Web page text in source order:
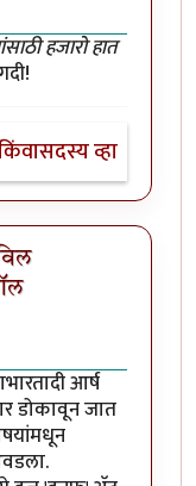
हजारो हात
सदस्य व्हा
आर्ष
डोकावून जात